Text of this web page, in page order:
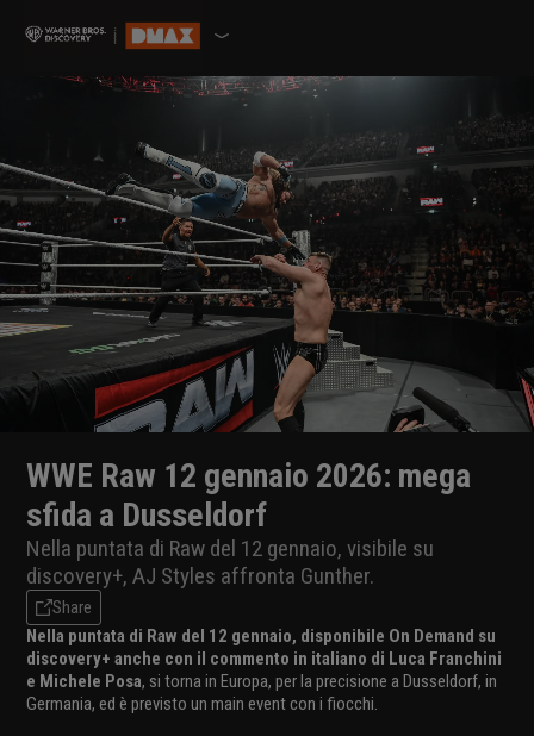
WWE Raw 12 gennaio 2026: mega
sfida a Dusseldorf
Nella puntata di Raw del 12 gennaio, visibile su
discovery+, AJ Styles affronta Gunther.
Share
Nella puntata di Raw del 12 gennaio, disponibile On Demand su
discovery+ anche con il commento in italiano di Luca Franchini
e Michele Posa, si torna in Europa, per la precisione a Dusseldorf, in
Germania, ed è previsto un main event con i fiocchi.